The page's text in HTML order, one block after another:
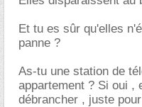
Et tu es sûr qu'elles
panne ?
As-tu une station de
appartement ? Si oui ,
débrancher , juste